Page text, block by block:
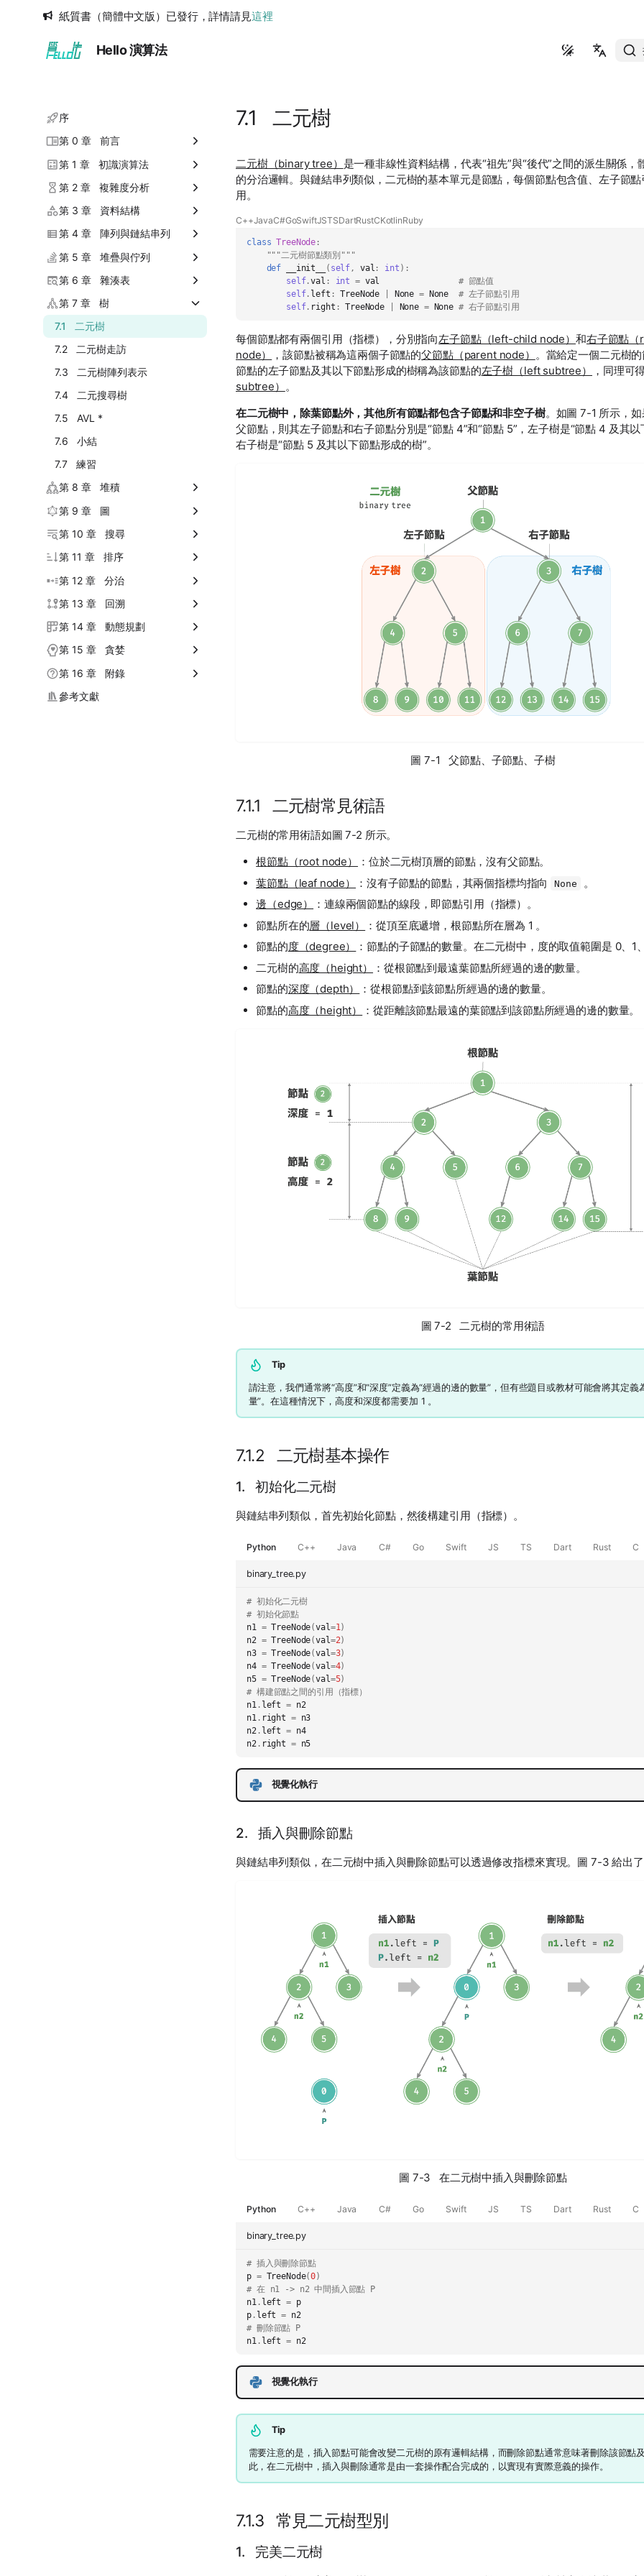
紙質書（簡體中文版）已發行，詳情請見這裡
Hello 演算法
日本語
Русский
序
第 0 章 前言
0.1 關於本書
0.2 如何使用本書
0.3 小結
第 1 章 初識演算法
1.1 演算法無處不在
1.2 演算法是什麼
1.3 小結
第 2 章 複雜度分析
2.1 演算法效率評估
2.2 迭代與遞迴
2.3 時間複雜度
2.4 空間複雜度
2.5 小結
2.6 練習
第 3 章 資料結構
3.1 資料結構分類
3.2 基本資料型別
3.3 數字編碼 *
3.4 字元編碼 *
3.5 小結
3.6 練習
第 4 章 陣列與鏈結串列
4.1 陣列
4.2 鏈結串列
4.3 串列
4.4 記憶體與快取 *
4.5 小結
4.6 練習
第 5 章 堆疊與佇列
5.1 堆疊
5.2 佇列
5.3 雙向佇列
5.4 小結
5.5 練習
第 6 章 雜湊表
6.1 雜湊表
6.2 雜湊衝突
6.3 雜湊演算法
6.4 小結
6.5 練習
第 7 章 樹
7.1 二元樹
7.2 二元樹走訪
7.3 二元樹陣列表示
7.4 二元搜尋樹
7.5 AVL *
7.6 小結
7.7 練習
第 8 章 堆積
8.1 堆積
8.2 建堆積操作
8.3 Top-k 問題
8.4 小結
8.5 練習
第 9 章 圖
9.1 圖
9.2 圖基礎操作
9.3 圖的走訪
9.4 小結
9.5 練習
第 10 章 搜尋
10.1 二分搜尋
10.2 二分搜尋插入點
10.3 二分搜尋邊界
10.4 雜湊最佳化策略
10.5 重識搜尋演算法
10.6 小結
10.7 練習
第 11 章 排序
11.1 排序演算法
11.2 選擇排序
11.3 泡沫排序
11.4 插入排序
11.5 快速排序
11.6 合併排序
第 12 章 分治
12.1 分治演算法
12.2 分治搜尋策略
12.3 構建樹問題
12.4 河內塔問題
12.5 小結
第 13 章 回溯
13.1 回溯演算法
13.2 全排列問題
13.3 子集和問題
13.4 N 皇后問題
第 14 章 動態規劃
14.1 初探動態規劃
14.2 DP 問題特性
14.3 DP 解題思路
第 15 章 貪婪
15.1 貪婪演算法
15.2 分數背包問題
第 16 章 附錄
16.1 程式設計環境安裝
參考文獻
7.1 二元樹
二元樹（binary tree） 是一種非線性資料結構，代表“祖先”與“後代”之間的派生關係，
的分治邏輯。與鏈結串列類似，二元樹的基本單元是節點，每個節點包含值、左子節
用。
C++JavaC#GoSwiftJSTSDartRustCKotlinRuby
class TreeNode :
"""二元樹節點類別"""
def
__init__ ( self, val : int ):
self.val : int = val
# 節點值
self. left : TreeNode None = None
# 左子節點引用
self. right : TreeNode None = None # 右子節點引用
每個節點都有兩個引用（指標），分別指向左子節點（left-child node）和右子節點
node）
，該節點被稱為這兩個子節點的父節點（parent node） 。當給定一個二元樹
節點的左子節點及其以下節點形成的樹稱為該節點的左子樹（left subtree）
，同理可
subtree） 。
在二元樹中，除葉節點外，其他所有節點都包含子節點和非空子樹。如圖 7-1 所示，如
父節點，則其左子節點和右子節點分別是“節點 4”和“節點 5”，左子樹是“節點 4 及其
右子樹是“節點 5 及其以下節點形成的樹”。
圖 7-1 父節點、子節點、子樹
7.1.1 二元樹常見術語
二元樹的常用術語如圖 7-2 所示。
根節點（root node）
：位於二元樹頂層的節點，沒有父節點。
葉節點（leaf node）
：沒有子節點的節點，其兩個指標均指向 None
。
邊（edge）
：連線兩個節點的線段，即節點引用（指標）。
節點所在的層（level）
：從頂至底遞增，根節點所在層為 1 。
節點的度（degree）
：節點的子節點的數量。在二元樹中，度的取值範圍是 0、1
二元樹的高度（height）
：從根節點到最遠葉節點所經過的邊的數量。
節點的深度（depth）
：從根節點到該節點所經過的邊的數量。
節點的高度（height） ：從距離該節點最遠的葉節點到該節點所經過的邊的數量。
圖 7-2 二元樹的常用術語
Tip
請注意，我們通常將“高度”和“深度”定義為“經過的邊的數量”，但有些題目或教材可能會將其定義
量”。在這種情況下，高度和深度都需要加 1 。
7.1.2 二元樹基本操作
1. 初始化二元樹
與鏈結串列類似，首先初始化節點，然後構建引用（指標）。
Python C++ Java C# Go Swift JS TS Dart Rust C
binary_tree.py
# 初始化二元樹
# 初始化節點
n1
= TreeNode(val =1 )
n2 = TreeNode(val =2)
n3 = TreeNode(val =3)
n4 = TreeNode(val =4)
n5 = TreeNode(val =5)
# 構建節點之間的引用（指標）
n1 . left = n2
n1 . right = n3
n2 . left = n4
n2 . right = n5
視覺化執行
2. 插入與刪除節點
與鏈結串列類似，在二元樹中插入與刪除節點可以透過修改指標來實現。圖 7-3 給出
圖 7-3 在二元樹中插入與刪除節點
Python C++ Java C# Go Swift JS TS Dart Rust C
binary_tree.py
# 插入與刪除節點
p = TreeNode(0)
# 在 n1 -> n2 中間插入節點 P
n1 . left = p
p . left = n2
# 刪除節點 P
n1 . left = n2
視覺化執行
Tip
需要注意的是，插入節點可能會改變二元樹的原有邏輯結構，而刪除節點通常意味著刪除該節點
此，在二元樹中，插入與刪除通常是由一套操作配合完成的，以實現有實際意義的操作。
7.1.3 常見二元樹型別
1. 完美二元樹